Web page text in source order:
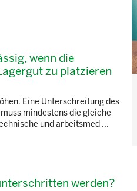
wenn die
zu platzieren
Eine Unterschreitung des
mindestens die gleiche
und arbeitsmed ...
werden?